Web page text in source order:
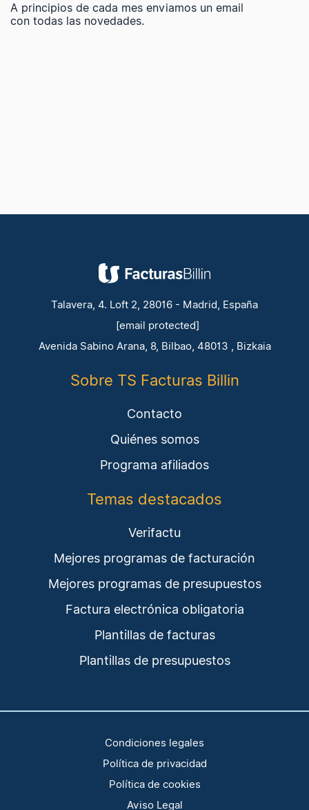
A principios de cada mes enviamos un email
con todas las novedades.
Talavera, 4. Loft 2, 28016 - Madrid, España
[email protected]
Avenida Sabino Arana, 8, Bilbao, 48013 , Bizkaia
Sobre TS Facturas Billin
Contacto
Quiénes somos
Programa afiliados
Temas destacados
Verifactu
Mejores programas de facturación
Mejores programas de presupuestos
Factura electrónica obligatoria
Plantillas de facturas
Plantillas de presupuestos
Condiciones legales
Política de privacidad
Política de cookies
Aviso Legal